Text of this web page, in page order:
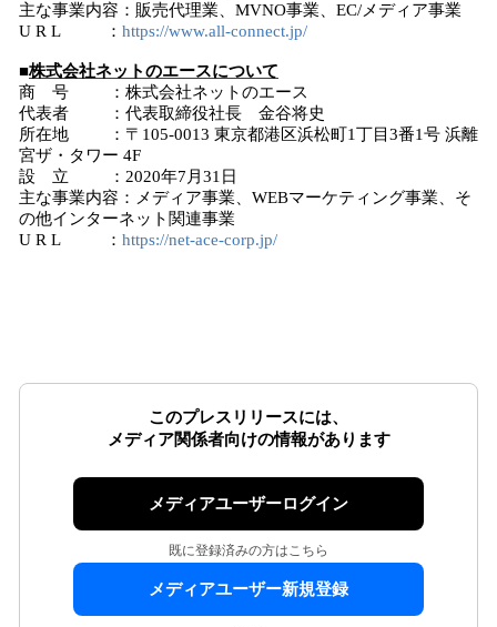
主な事業内容：販売代理業、MVNO事業、EC/メディア事業
U R L ： https://www.all-connect.jp/
■株式会社ネットのエースについて
商 号 ：株式会社ネットのエース
代表者 ：代表取締役社長 金谷将史
所在地 ：〒105-0013 東京都港区浜松町1丁目3番1号 浜離
宮ザ・タワー 4F
設 立 ：2020年7月31日
主な事業内容：メディア事業、WEBマーケティング事業、そ
の他インターネット関連事業
U R L ： https://net-ace-corp.jp/
このプレスリリースには、
メディア関係者向けの情報があります
メディアユーザーログイン
既に登録済みの方はこちら
メディアユーザー新規登録